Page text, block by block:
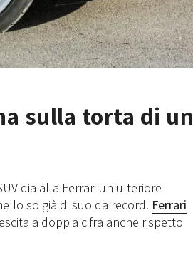
sulla torta di un
dia alla Ferrari un ulteriore
so già di suo da record. Ferrari
a doppia cifra anche rispetto